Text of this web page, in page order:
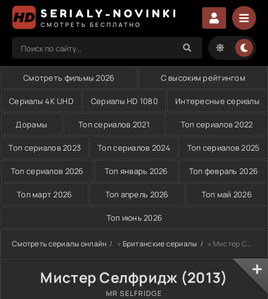
SERIALY-NOVINKI
СМОТРЕТЬ БЕСПЛАТНО
Смотреть фильмы 2026 С высоким рейтингом
Сериалы 4K UHD Сериалы HD 1080 Интересные сериалы
Дорамы Топ сериалов 2021 Топ сериалов 2022
Топ сериалов 2023 Топ сериалов 2024 Топ сериалов 2025
Топ сериалов 2026 Топ январь 2026 Топ февраль 2026
Топ март 2026 Топ апрель 2026 Топ май 2026
Топ июнь 2026
Смотреть сериалы онлайн » Британские сериалы » Мистер Селфридж (2013)
Мистер Селфридж (2013)
MR SELFRIDGE